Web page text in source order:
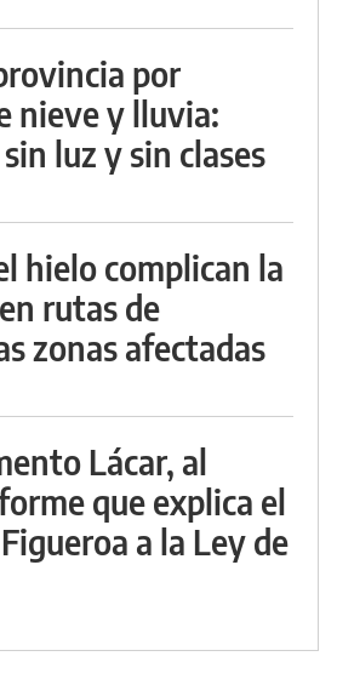
por
nieve y lluvia:
luz y sin clases
hielo complican la
rutas de
zonas afectadas
Lácar, al
que explica el
a la Ley de